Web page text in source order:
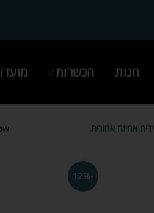
חנות הכשרות
ידית אחיזה אחורית
-12%